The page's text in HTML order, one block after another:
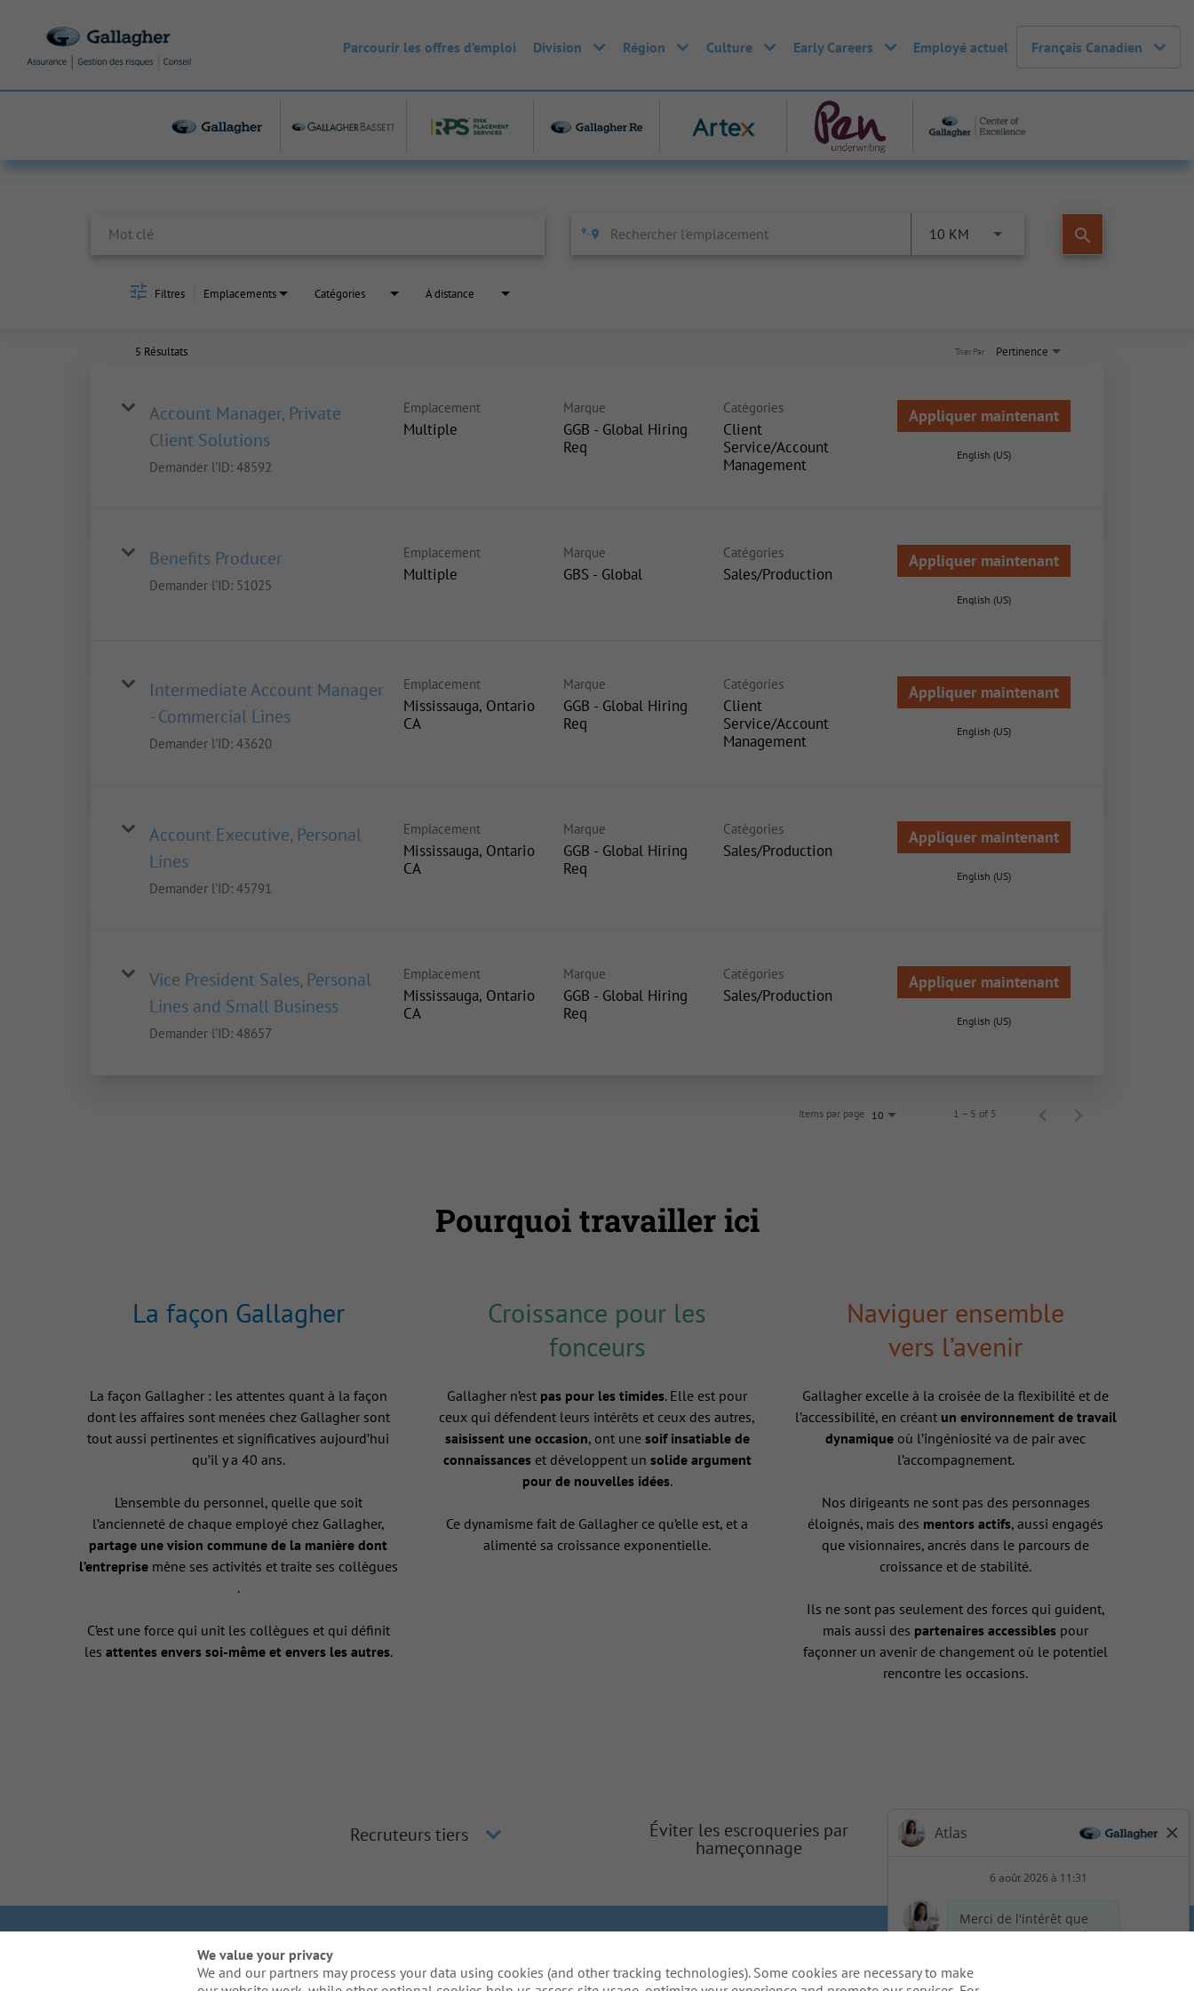
Parcourir les offres d’emploi Division Région Culture Early Careers Employé actuel Français Canadien
10 KM search
Filtres Emplacements Catégories À distance
5 Résultats Pertinence
Trier Par
Account Manager, Private
Client Solutions
Demander l'ID: 48592
Emplacement
Multiple
Marque
GGB - Global Hiring
Req
Catégories
Client
Service/Account
Management
Appliquer maintenant
English (US)
Benefits Producer
Demander l'ID: 51025
Emplacement
Multiple
Marque
GBS - Global
Catégories
Sales/Production
Appliquer maintenant
English (US)
Intermediate Account Manager
- Commercial Lines
Demander l'ID: 43620
Emplacement
Mississauga, Ontario
Marque
GGB - Global Hiring
Req
Catégories
Client
Service/Account
Management
Appliquer maintenant
English (US)
Account Executive, Personal
Lines
Demander l'ID: 45791
Emplacement
Mississauga, Ontario
Marque
GGB - Global Hiring
Req
Catégories
Sales/Production
Appliquer maintenant
English (US)
Vice President Sales, Personal
Lines and Small Business
Demander l'ID: 48657
Emplacement
Mississauga, Ontario
Marque
GGB - Global Hiring
Req
Catégories
Sales/Production
Appliquer maintenant
English (US)
Items par page 10 1 – 5 of 5
Pourquoi travailler ici
La façon Gallagher
La façon Gallagher : les attentes quant à la façon
dont les affaires sont menées chez Gallagher sont
tout aussi pertinentes et significatives aujourd’hui
qu’il y a 40 ans.
L’ensemble du personnel, quelle que soit
l’ancienneté de chaque employé chez Gallagher,
partage une vision commune de la manière dont
l’entreprisemène ses activités et traite ses collègues
.
C’est une force qui unit les collègues et qui définit
les attentes envers soi-même et envers les autres.
Croissance pour les
fonceurs
Gallagher n’est pas pour les timides. Elle est pour
ceux qui défendent leurs intérêts et ceux des autres,
saisissent une occasion, ont une soif insatiable de
connaissanceset développent un solide argument
pour de nouvelles idées.
Ce dynamisme fait de Gallagher ce qu’elle est, et a
alimenté sa croissance exponentielle.
Naviguer ensemble
vers l’avenir
Gallagher excelle à la croisée de la flexibilité et de
l’accessibilité, en créant un environnement de travail
dynamique où l’ingéniosité va de pair avec
l’accompagnement.
Nos dirigeants ne sont pas des personnages
éloignés, mais des mentors actifs, aussi engagés
que visionnaires, ancrés dans le parcours de
croissance et de stabilité.
Ils ne sont pas seulement des forces qui guident,
mais aussi des partenaires accessibles pour
façonner un avenir de changement où le potentiel
rencontre les occasions.
Recruteurs tiers Éviter les escroqueries par
hameçonnage
Nous sommes Gallagher
Politique relative aux témoinsDo Not Sell or Share My Personal Information - US Residents
We value your privacy
We and our partners may process your data using cookies (and other tracking technologies). Some cookies are necessary to make